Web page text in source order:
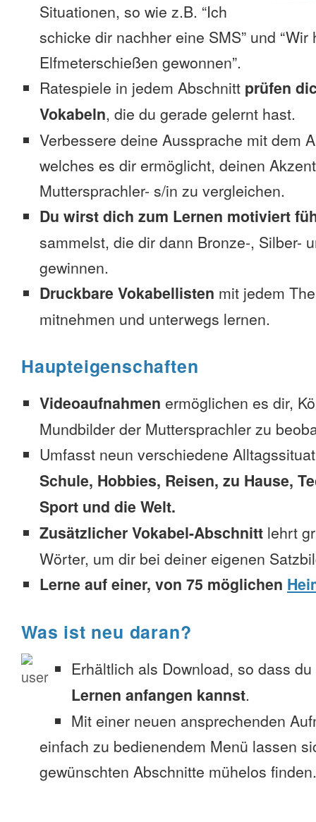
Situationen, so wie z.B. “Ich
schicke dir nachher eine SMS” und
Elfmeterschießen gewonnen”.
Ratespiele in jedem Abschnitt prüfen
Vokabeln, die du gerade gelernt hast.
Verbessere deine Aussprache mit dem
welches es dir ermöglicht, deinen
Muttersprachler- s/in zu vergleichen.
Du wirst dich zum Lernen motiviert
sammelst, die dir dann Bronze-, Silber-
gewinnen.
Druckbare Vokabellisten mit jedem
mitnehmen und unterwegs lernen.
Haupteigenschaften
Videoaufnahmen ermöglichen es dir,
Mundbilder der Muttersprachler zu
Umfasst neun verschiedene
Schule, Hobbies, Reisen, zu Hause,
Sport und die Welt.
Zusätzlicher Vokabel-Abschnitt lehrt
Wörter, um dir bei deiner eigenen
Lerne auf einer, von 75 möglichen
Was ist neu daran?
Erhältlich als Download, so dass du
Lernen anfangen kannst.
Mit einer neuen ansprechenden
einfach zu bedienendem Menü lassen
gewünschten Abschnitte mühelos finden.